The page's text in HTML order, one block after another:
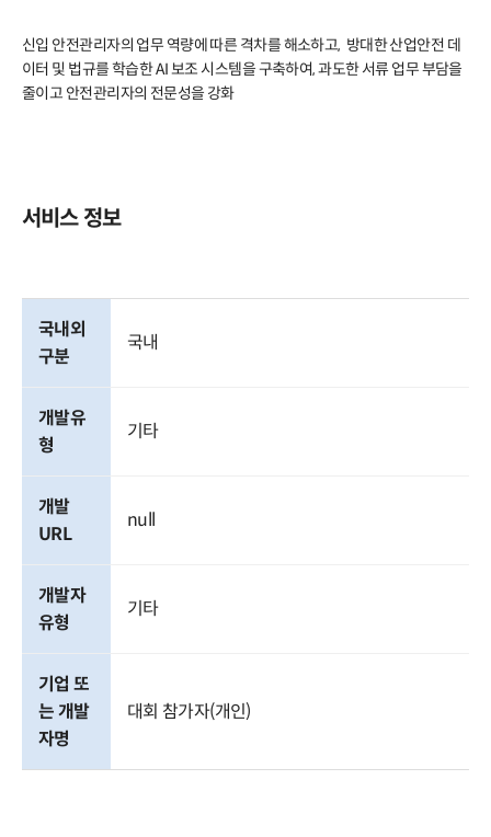
신입 안전관리자의 업무 역량에 따른 격차를 해소하고,  방대한 산업안전 데
이터 및 법규를 학습한 AI 보조 시스템을 구축하여, 과도한 서류 업무 부담을
줄이고 안전관리자의 전문성을 강화
서비스 정보
국내외
구분
국내
개발유
형
기타
개발
URL
null
개발자
유형
기타
기업 또
는 개발
자명
대회 참가자(개인)